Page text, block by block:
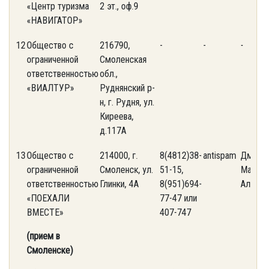
«Центр туризма
«НАВИГАТОР»
2 эт., оф.9
12Общество с
ограниченной
ответственностью
«ВИАЛТУР»
216790,
Смоленская
обл.,
Руднянский р-
н, г. Рудня, ул.
Киреева,
д.117А
- - -
13Общество с
ограниченной
ответственностью
«ПОЕХАЛИ
ВМЕСТЕ»
(прием в
Смоленске)
214000, г.
Смоленск, ул.
Глинки, 4А
8(4812)38-
51-15,
8(951)694-
77-47 или
407-747
antispam
Мария